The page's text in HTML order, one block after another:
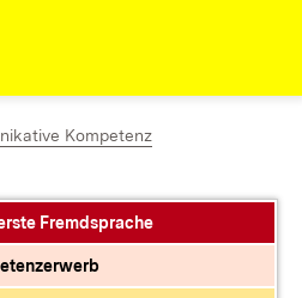
Kompetenz
Fremdsprache